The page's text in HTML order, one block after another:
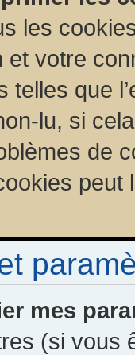
les
et votre
telles que
lu, si
de
peut
mes
(si vous